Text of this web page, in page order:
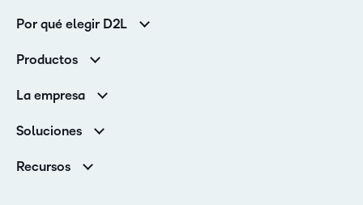
Por qué elegir D2L
Clientes corporativos
Productos
Servicios y asistencia
Asistencia
La empresa
Contactos y ubicaciones
Sala de Prensa
Soluciones
Educación primaria y secundaria
Recursos